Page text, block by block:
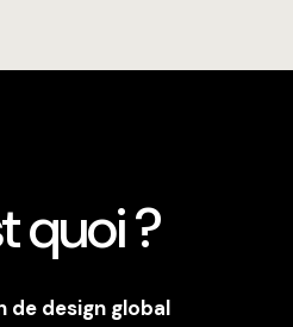
quoi ?
de design global